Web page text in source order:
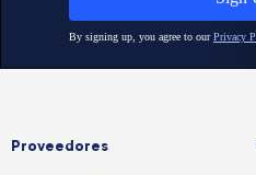
Proveedores